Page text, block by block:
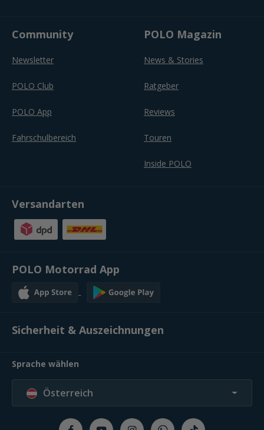
Community
Newsletter
POLO Club
POLO App
Fahrschulbereich
POLO Magazin
News & Stories
Ratgeber
Reviews
Touren
Inside POLO
Versandarten
POLO Motorrad App
Sicherheit & Auszeichnungen
Sprache wählen
Österreich